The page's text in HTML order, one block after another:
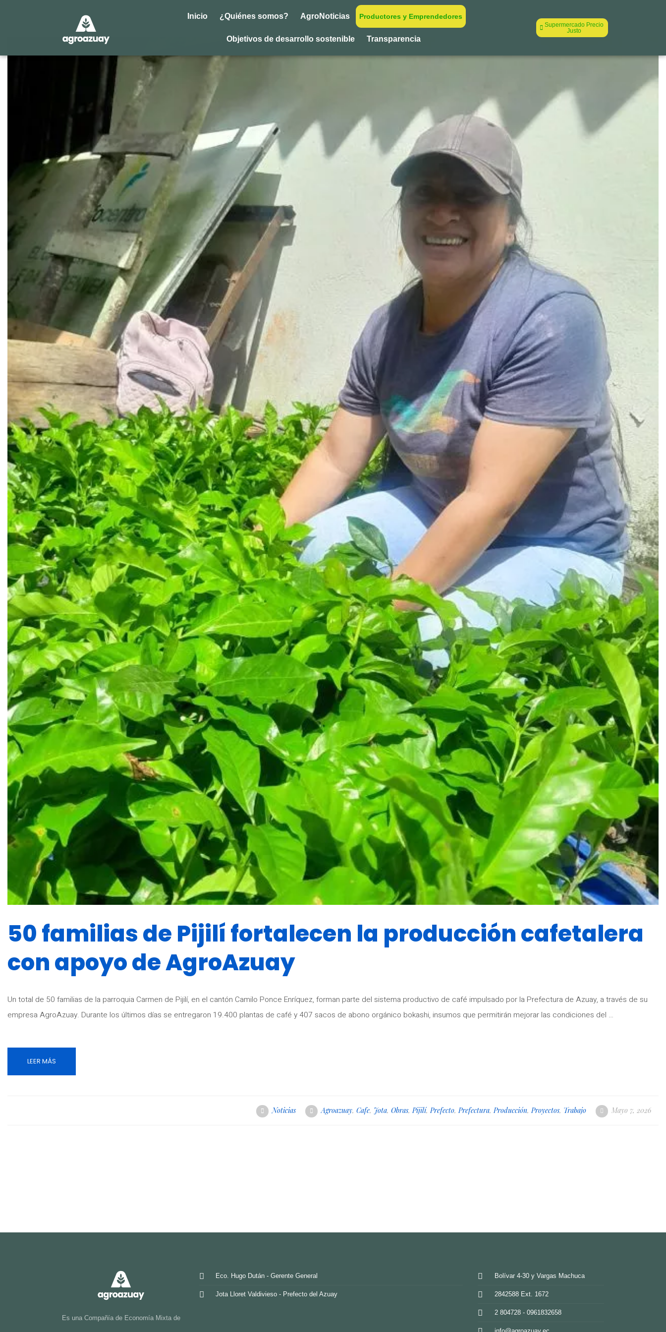
Inicio ¿Quiénes somos? AgroNoticias Productores y Emprendedores
Objetivos de desarrollo sostenible Transparencia
Supermercado Precio
Justo
50 familias de Pijilí fortalecen la producción cafetalera
con apoyo de AgroAzuay
Un total de 50 familias de la parroquia Carmen de Pijilí, en el cantón Camilo Ponce Enríquez, forman parte del sistema productivo de café impulsado por la Prefectura de Azuay, a través de su
empresa AgroAzuay. Durante los últimos días se entregaron 19.400 plantas de café y 407 sacos de abono orgánico bokashi, insumos que permitirán mejorar las condiciones del …
LEER MÁS
Noticias Agroazuay, Cafe, Jota, Obras,Pijilí,Prefecto,Prefectura,Producción,Proyectos, Trabajo Mayo 7, 2026
Es una Compañía de Economía Mixta de
Eco. Hugo Dután - Gerente General
Jota Lloret Valdivieso - Prefecto del Azuay
Bolívar 4-30 y Vargas Machuca
2842588 Ext. 1672
2 804728 - 0961832658